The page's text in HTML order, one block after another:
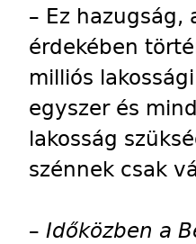
– Ez hazugság,
érdekében
milliós
egyszer és
lakosság
szénnek csak
– Időközben a